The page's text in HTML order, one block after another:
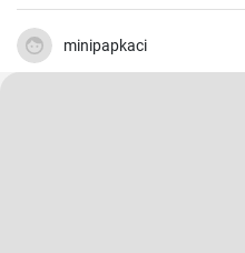
Linsen, dem Gemüse und den
minipapkaci